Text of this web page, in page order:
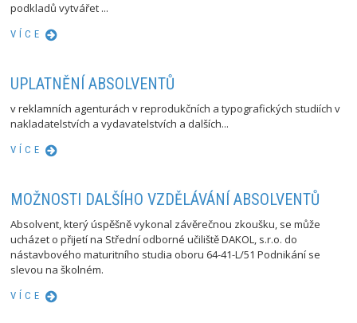
podkladů vytvářet ...
VÍCE
UPLATNĚNÍ ABSOLVENTŮ
v reklamních agenturách v reprodukčních a typografických studiích v
nakladatelstvích a vydavatelstvích a dalších...
VÍCE
MOŽNOSTI DALŠÍHO VZDĚLÁVÁNÍ ABSOLVENTŮ
Absolvent, který úspěšně vykonal závěrečnou zkoušku, se může
ucházet o přijetí na Střední odborné učiliště DAKOL, s.r.o. do
nástavbového maturitního studia oboru 64-41-L/51 Podnikání se
slevou na školném.
VÍCE